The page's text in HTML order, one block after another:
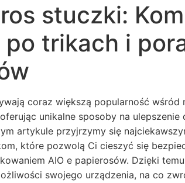
stuczki:
trikach i
coraz większą popularność wśród
unikalne sposoby na ulepszenie
artykule przyjrzymy się
które pozwolą Ci cieszyć się
AIO e papierosów. Dzięki
swojego urządzenia, na co